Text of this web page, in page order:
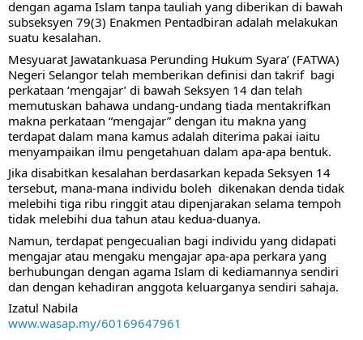
dengan agama Islam tanpa tauliah yang diberikan di bawah
subseksyen 79(3) Enakmen Pentadbiran adalah melakukan
suatu kesalahan.
Mesyuarat Jawatankuasa Perunding Hukum Syara’ (FATWA)
Negeri Selangor telah memberikan definisi dan takrif  bagi
perkataan ‘mengajar’ di bawah Seksyen 14 dan telah
memutuskan bahawa undang-undang tiada mentakrifkan
makna perkataan “mengajar” dengan itu makna yang
terdapat dalam mana kamus adalah diterima pakai iaitu
menyampaikan ilmu pengetahuan dalam apa-apa bentuk.
Jika disabitkan kesalahan berdasarkan kepada Seksyen 14
tersebut, mana-mana individu boleh  dikenakan denda tidak
melebihi tiga ribu ringgit atau dipenjarakan selama tempoh
tidak melebihi dua tahun atau kedua-duanya.
Namun, terdapat pengecualian bagi individu yang didapati
mengajar atau mengaku mengajar apa-apa perkara yang
berhubungan dengan agama Islam di kediamannya sendiri
dan dengan kehadiran anggota keluarganya sendiri sahaja.
Izatul Nabila
www.wasap.my/60169647961